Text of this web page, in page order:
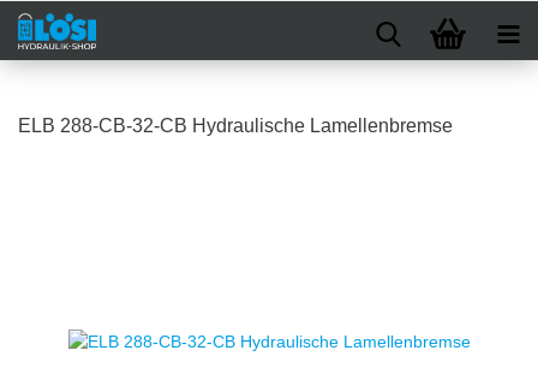
ELB 288-CB-32-CB Hydraulische Lamellenbremse